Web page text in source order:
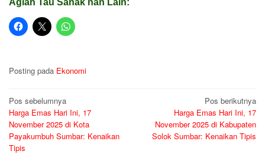
Agiah Tau Sanak nan Lain:
Posting pada Ekonomi
Navigasi
pos
Pos sebelumnya
Harga Emas Hari Ini, 17
November 2025 di Kota
Payakumbuh Sumbar: Kenaikan
Tipis
Pos berikutnya
Harga Emas Hari Ini, 17
November 2025 di Kabupaten
Solok Sumbar: Kenaikan Tipis